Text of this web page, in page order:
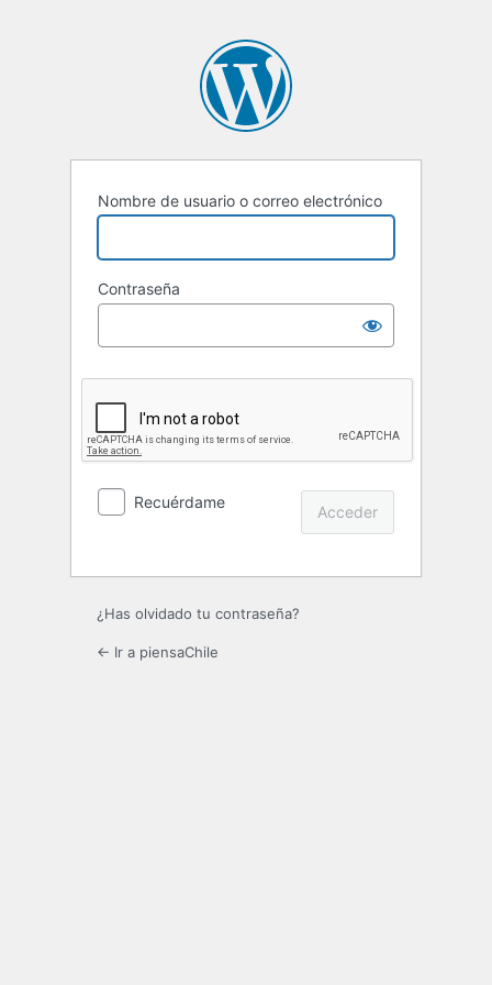
Nombre de usuario o correo electrónico
Contraseña
Recuérdame
¿Has olvidado tu contraseña?
← Ir a piensaChile